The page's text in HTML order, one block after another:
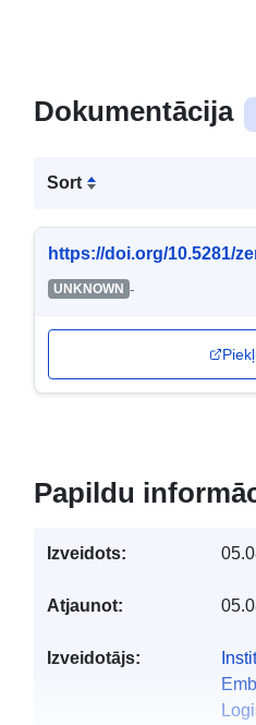
Dokumentācija
Sort
https://doi.org/10.5281/
UNKNOWN -
Papildu
Izveidots:
Atjaunot:
Izveidotājs: